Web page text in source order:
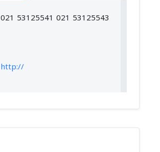
021 53125541 021 53125543
http://